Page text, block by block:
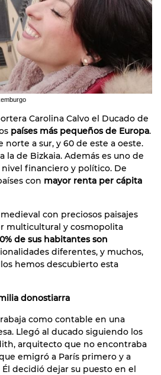
Carolina Calvo el Ducado de
países más pequeños de Europa.
a sur, y 60 de este a oeste.
la de Bizkaia. Además es uno de
financiero y político. De
con mayor renta per cápita
con preciosos paisajes
multicultural y cosmopolita
de sus habitantes son
diferentes, y muchos,
hemos descubierto esta
donostiarra
como contable en una
Llegó al ducado siguiendo los
arquitecto que no encontraba
emigró a París primero y a
decidió dejar su puesto en el